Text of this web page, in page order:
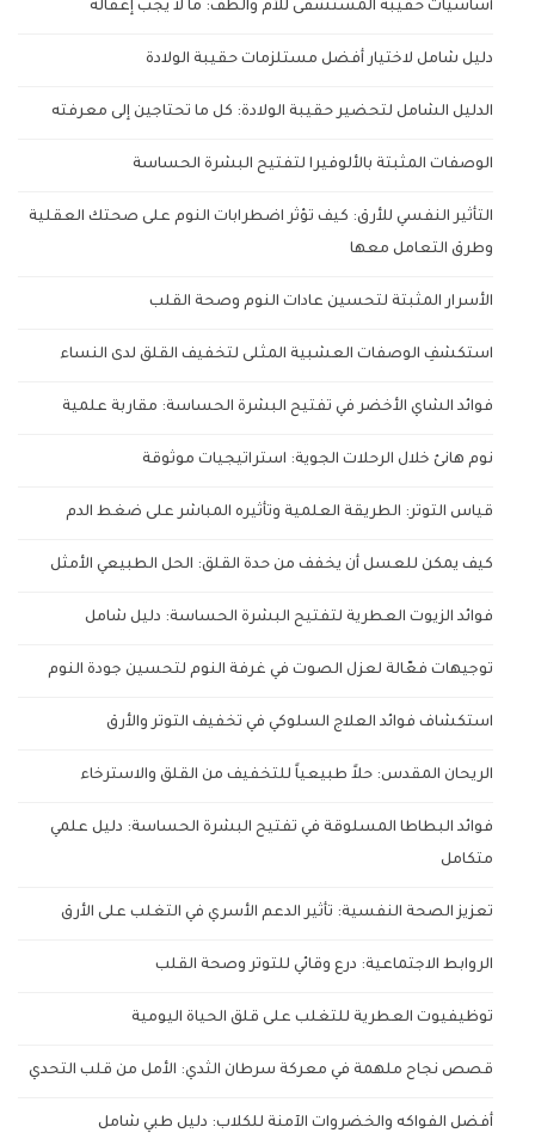
أساسيات حقيبة المستشفى للأم والطف: ما لا يجب إغفاله
دليل شامل لاختيار أفضل مستلزمات حقيبة الولادة
الدليل الشامل لتحضير حقيبة الولادة: كل ما تحتاجين إلى معرفته
الوصفات المثبتة بالألوفيرا لتفتيح البشرة الحساسة
التأثير النفسي للأرق: كيف تؤثر اضطرابات النوم على صحتك العقلية
وطرق التعامل معها
الأسرار المثبتة لتحسين عادات النوم وصحة القلب
استكشفِ الوصفات العشبية المثلى لتخفيف القلق لدى النساء
فوائد الشاي الأخضر في تفتيح البشرة الحساسة: مقاربة علمية
نوم هانئ خلال الرحلات الجوية: استراتيجيات موثوقة
قياس التوتر: الطريقة العلمية وتأثيره المباشر على ضغط الدم
كيف يمكن للعسل أن يخفف من حدة القلق: الحل الطبيعي الأمثل
فوائد الزيوت العطرية لتفتيح البشرة الحساسة: دليل شامل
توجيهات فعّالة لعزل الصوت في غرفة النوم لتحسين جودة النوم
استكشاف فوائد العلاج السلوكي في تخفيف التوتر والأرق
الريحان المقدس: حلاً طبيعياً للتخفيف من القلق والاسترخاء
فوائد البطاطا المسلوقة في تفتيح البشرة الحساسة: دليل علمي
متكامل
تعزيز الصحة النفسية: تأثير الدعم الأسري في التغلب على الأرق
الروابط الاجتماعية: درع وقائي للتوتر وصحة القلب
توظيفيوت العطرية للتغلب على قلق الحياة اليومية
قصص نجاح ملهمة في معركة سرطان الثدي: الأمل من قلب التحدي
أفضل الفواكه والخضروات الآمنة للكلاب: دليل طبي شامل